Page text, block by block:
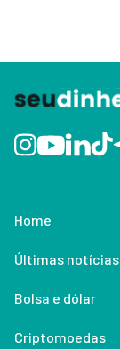
Home
Últimas notícias
Bolsa e dólar
Criptomoedas